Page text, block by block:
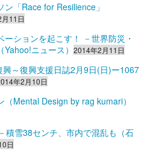
「Race for Resilience」
11日
ションを起こす！ －世界防災・
ニュース） 2014年2月11日
～復興支援日誌2月9日(日)ー1067
年2月10日
Mental Design by rag kumari）
積雪38センチ、市内で混乱も（石
日